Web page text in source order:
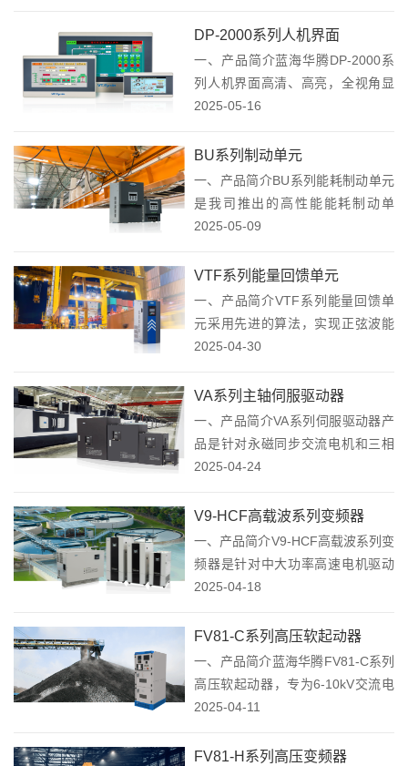
温控表相比,具有节省空间,易于数据
交换,实现远程监控,性价比高等特
点...
DP-2000系列人机界面
一、产品简介蓝海华腾DP-2000系
列⼈机界⾯高清、高亮，全视角显
示，最大可视角度达170°，具有强
快，同时还具备更多的良好UI 控
件，人机交互体验极佳。支持U盘
对HMI...
2025-05-16
BU系列制动单元
一、产品简介BU系列能耗制动单元
是我司推出的高性能能耗制动单
元。可以把当电机处于发电运行下
阻以热能的方式释放掉，保持母线
电压在驱动器允许的工作范围之
内。 二、产品特点1、...
2025-05-09
VTF系列能量回馈单元
一、产品简介VTF系列能量回馈单
元采用先进的算法，实现正弦波能
量回馈。可以将电机在调速过程中
置电抗器和噪声滤波器，当电能回
馈至电网时，不会对电网和周边的
电器设备造成干扰。...
2025-04-30
VA系列主轴伺服驱动器
一、产品简介VA系列伺服驱动器产
品是针对永磁同步交流电机和三相
异步电机而开发的一款高性能同步
系列产品支持Modbus通讯和
EtherCAT总线，配合上位机可实现
多台伺服驱...
2025-04-24
V9-HCF高载波系列变频器
一、产品简介V9-HCF高载波系列变
频器是针对中大功率高速电机驱动
场合开发的一款高性能矢量型变频
驱动及软硬件的要求特征，从而研
发的一系列更加适合高速电机驱动
的变频器产品。...
2025-04-18
FV81-C系列高压软起动器
一、产品简介蓝海华腾FV81-C系列
高压软起动器，专为6-10kV交流电
动机设计，运用先进的计算机控
控硅技术，有效调控起动电流，大
2025-04-11
FV81-H系列高压变频器